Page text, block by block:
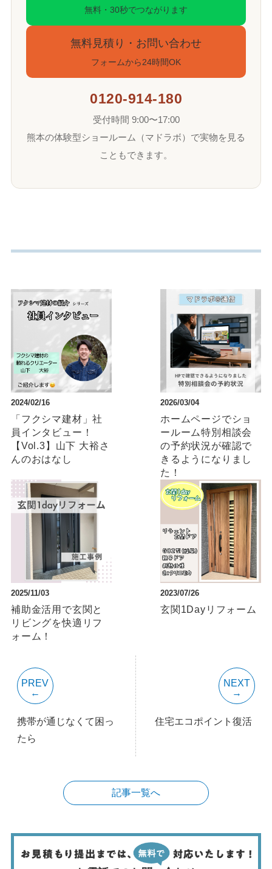
無料・30秒でつながります
無料見積り・お問い合わせ
フォームから24時間OK
0120-914-180
受付時間 9:00〜17:00
熊本の体験型ショールーム（マドラボ）で実物を見る
こともできます。
2024/02/16
「フクシマ建材」社
員インタビュー！
【Vol.3】山下 大裕さ
んのおはなし
2026/03/04
ホームページでショ
ールーム特別相談会
の予約状況が確認で
きるようになりまし
た！
2025/11/03
補助金活用で玄関と
リビングを快適リフ
ォーム！
2023/07/26
玄関1Dayリフォーム
PREV
携帯が通じなくて困っ
たら
NEXT
住宅エコポイント復活
記事一覧へ